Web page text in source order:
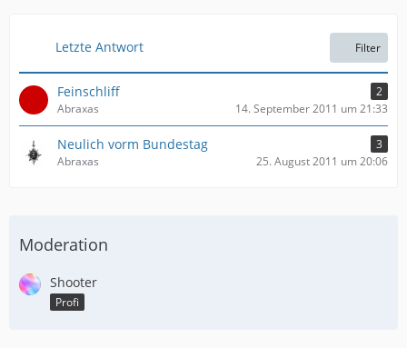
Letzte Antwort Filter
Feinschliff
2
Abraxas
14. September 2011 um 21:33
Neulich vorm Bundestag
3
Abraxas
25. August 2011 um 20:06
Moderation
Shooter
Profi